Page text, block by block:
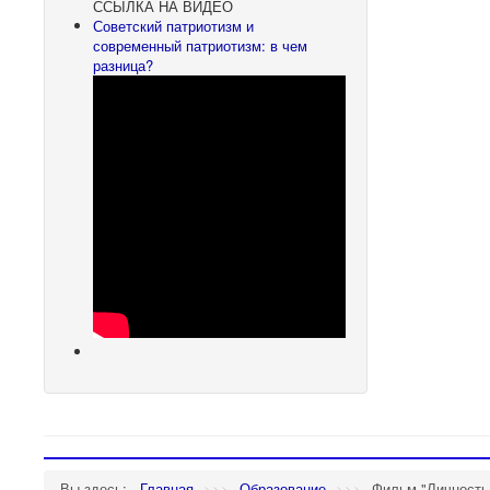
ССЫЛКА НА ВИДЕО
Советский патриотизм и
современный патриотизм: в чем
разница?